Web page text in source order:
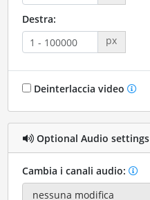
Destra:
px
Deinterlaccia video
Optional Audio settings
Cambia i canali audio: